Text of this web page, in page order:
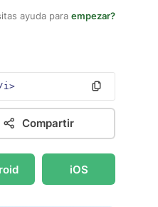
ayuda para empezar?
i>
Compartir
iOS